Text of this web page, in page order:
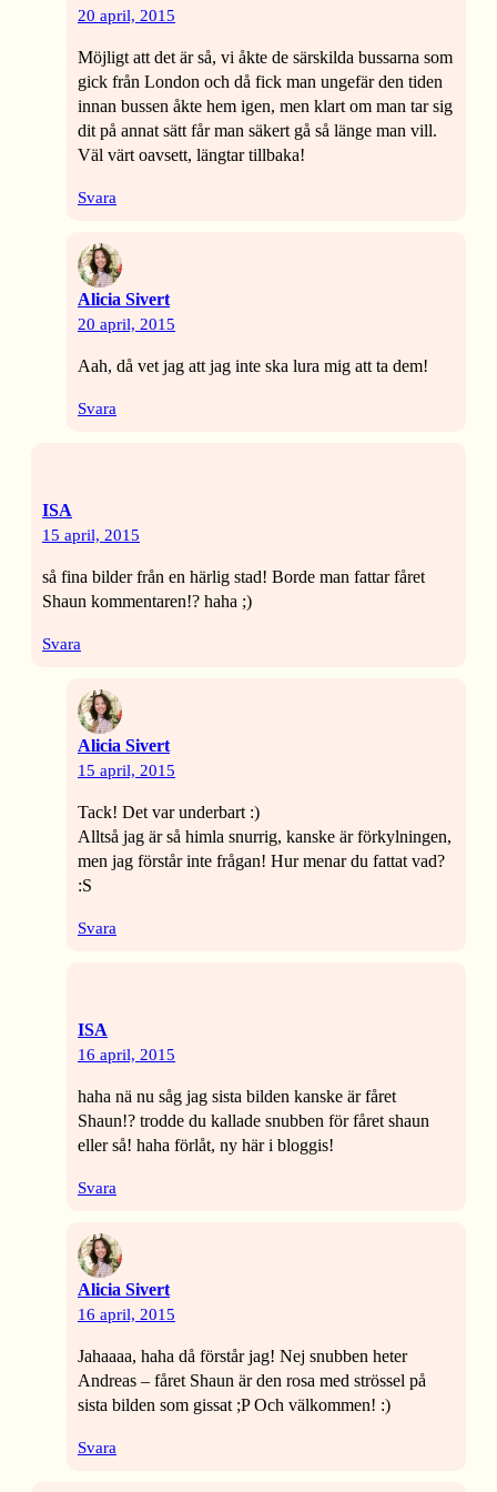
20 april, 2015
Möjligt att det är så, vi åkte de särskilda bussarna som
gick från London och då fick man ungefär den tiden
innan bussen åkte hem igen, men klart om man tar sig
dit på annat sätt får man säkert gå så länge man vill.
Väl värt oavsett, längtar tillbaka!
Svara
Alicia Sivert
20 april, 2015
Aah, då vet jag att jag inte ska lura mig att ta dem!
Svara
ISA
15 april, 2015
så fina bilder från en härlig stad! Borde man fattar fåret
Shaun kommentaren!? haha ;)
Svara
Alicia Sivert
15 april, 2015
Tack! Det var underbart :)
Alltså jag är så himla snurrig, kanske är förkylningen,
men jag förstår inte frågan! Hur menar du fattat vad?
:S
Svara
ISA
16 april, 2015
haha nä nu såg jag sista bilden kanske är fåret
Shaun!? trodde du kallade snubben för fåret shaun
eller så! haha förlåt, ny här i bloggis!
Svara
Alicia Sivert
16 april, 2015
Jahaaaa, haha då förstår jag! Nej snubben heter
Andreas – fåret Shaun är den rosa med strössel på
sista bilden som gissat ;P Och välkommen! :)
Svara